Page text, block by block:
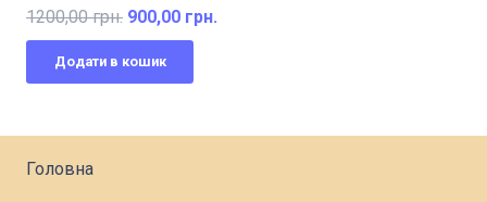
1200,00грн. Оригінальна
ціна:
1200,00 грн..
900,00 грн.
Додати в кошик
Головна